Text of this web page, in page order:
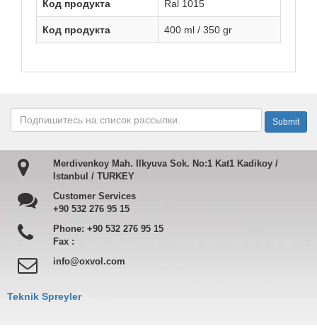
Код продукта Ral 1015
Код продукта 400 ml / 350 gr
Merdivenkoy Mah. Ilkyuva Sok. No:1 Kat1 Kadikoy /
Istanbul / TURKEY
Customer Services
+90 532 276 95 15
Phone: +90 532 276 95 15
Fax :
info@oxvol.com
Teknik Spreyler